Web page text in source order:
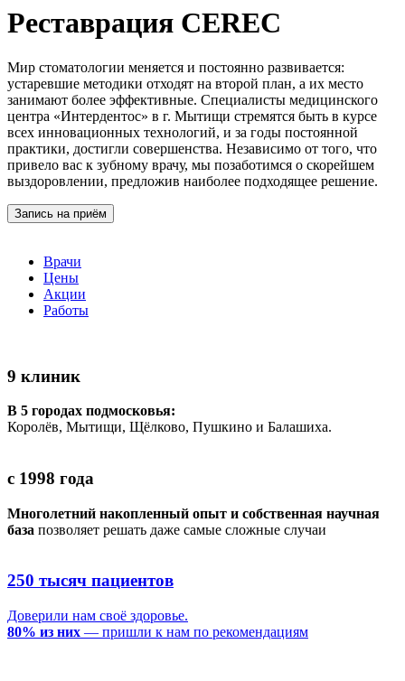
Реставрация CEREC
Мир стоматологии меняется и постоянно развивается:
устаревшие методики отходят на второй план, а их место
занимают более эффективные. Специалисты медицинского
центра «Интердентос» в г. Мытищи стремятся быть в курсе
всех инновационных технологий, и за годы постоянной
практики, достигли совершенства. Независимо от того, что
привело вас к зубному врачу, мы позаботимся о скорейшем
выздоровлении, предложив наиболее подходящее решение.
Запись на приём
Врачи
Цены
Акции
Работы
9 клиник
В 5 городах подмосковья:
Королёв, Мытищи, Щёлково, Пушкино и Балашиха.
с 1998 года
Многолетний накопленный опыт и собственная научная
база позволяет решать даже самые сложные случаи
250 тысяч пациентов
Доверили нам своё здоровье.
80% из них — пришли к нам по рекомендациям